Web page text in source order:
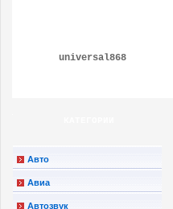
universal868
Авто
Авиа
Автозвук